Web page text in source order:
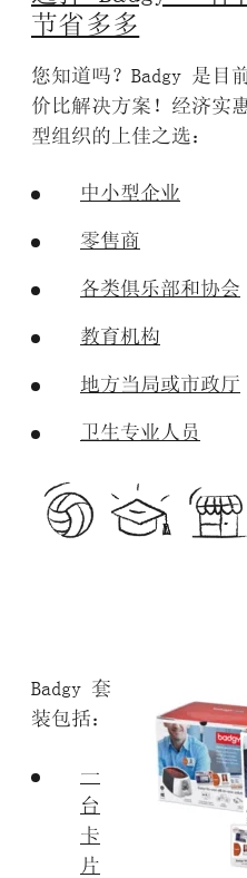
节省多多
您知道吗？ Badgy 是目
价比解决方案 ！经济实
型组织的上佳之选：
中小型企业
零售商
各类俱乐部和协会
教育机构
地方当局或市政厅
卫生专业人员
Badgy 套
装包括：
一
台
卡
片